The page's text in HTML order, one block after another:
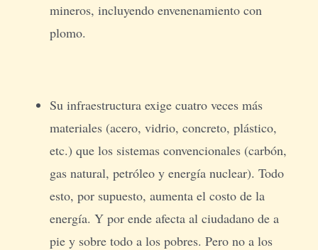
mineros, incluyendo envenenamiento con
plomo.
Su infraestructura exige cuatro veces más
materiales (acero, vidrio, concreto, plástico,
etc.) que los sistemas convencionales (carbón,
gas natural, petróleo y energía nuclear). Todo
esto, por supuesto, aumenta el costo de la
energía. Y por ende afecta al ciudadano de a
pie y sobre todo a los pobres. Pero no a los